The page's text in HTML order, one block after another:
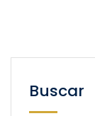
Buscar